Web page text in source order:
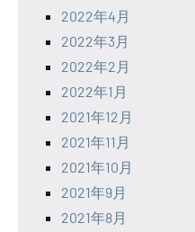
2022年4月
2022年3月
2022年2月
2022年1月
2021年12月
2021年11月
2021年10月
2021年9月
2021年8月